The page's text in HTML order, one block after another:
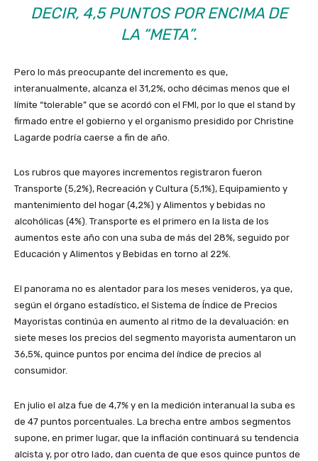
DECIR, 4,5 PUNTOS POR ENCIMA DE
LA “META”.
Pero lo más preocupante del incremento es que,
interanualmente, alcanza el 31,2%, ocho décimas menos que el
límite “tolerable” que se acordó con el FMI, por lo que el stand by
firmado entre el gobierno y el organismo presidido por Christine
Lagarde podría caerse a fin de año.
Los rubros que mayores incrementos registraron fueron
Transporte (5,2%), Recreación y Cultura (5,1%), Equipamiento y
mantenimiento del hogar (4,2%) y Alimentos y bebidas no
alcohólicas (4%). Transporte es el primero en la lista de los
aumentos este año con una suba de más del 28%, seguido por
Educación y Alimentos y Bebidas en torno al 22%.
El panorama no es alentador para los meses venideros, ya que,
según el órgano estadístico, el Sistema de Índice de Precios
Mayoristas continúa en aumento al ritmo de la devaluación: en
siete meses los precios del segmento mayorista aumentaron un
36,5%, quince puntos por encima del índice de precios al
consumidor.
En julio el alza fue de 4,7% y en la medición interanual la suba es
de 47 puntos porcentuales. La brecha entre ambos segmentos
supone, en primer lugar, que la inflación continuará su tendencia
alcista y, por otro lado, dan cuenta de que esos quince puntos de